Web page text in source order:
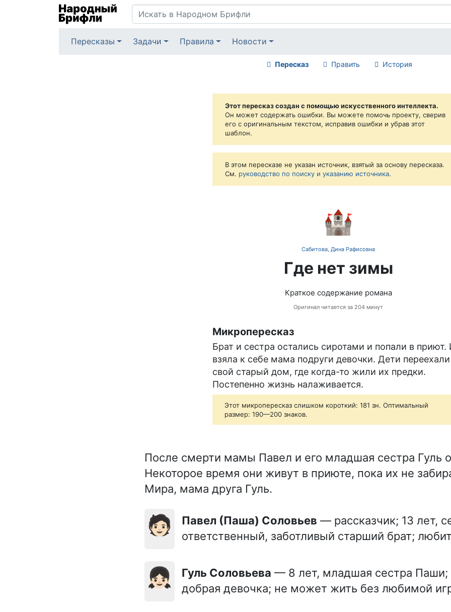
Пересказы Задачи Правила Новости
Пересказ Править История
Этот пересказ создан с помощью искусственного интеллекта.
Он может содержать ошибки. Вы можете помочь проекту, сверив
его с оригинальным текстом, исправив ошибки и убрав этот
шаблон.
В этом пересказе не указан источник, взятый за основу пересказа.
См. руководство по поиску и указанию источника.
🏰
Сабитова, Дина Рафисовна
Где нет зимы
Краткое содержание романа
Оригинал читается за 204 минут
Микропересказ
Брат и сестра остались сиротами и попали в приют.
взяла к себе мама подруги девочки. Дети
свой старый дом, где когда-то жили их предки.
Постепенно жизнь налаживается.
Этот микропересказ слишком короткий: 181 зн. Оптимальный
размер: 190—200 знаков.
После смерти мамы Павел и его младшая сестра Гуль
Некоторое время они живут в приюте, пока их не
Мира, мама друга Гуль.
🧑🏻 Павел (Паша) Соловьев — рассказчик; 13 лет,
ответственный, заботливый старший брат;
👧🏻 Гуль Соловьева — 8 лет, младшая сестра Паши;
добрая девочка; не может жить без любимой